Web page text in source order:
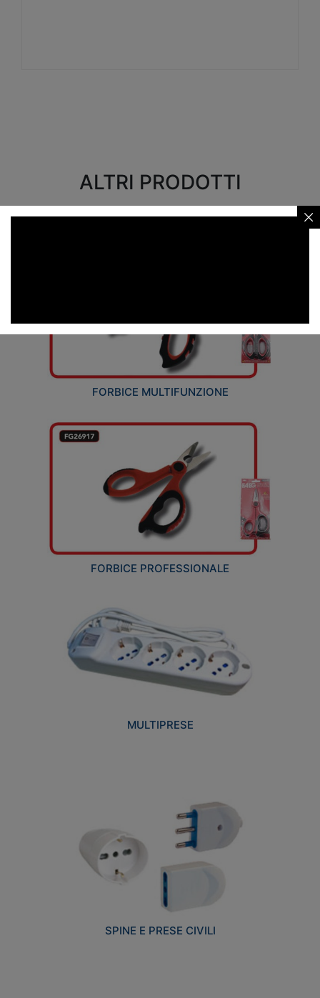
ALTRI PRODOTTI
FORBICE MULTIFUNZIONE
FORBICE PROFESSIONALE
MULTIPRESE
SPINE E PRESE CIVILI